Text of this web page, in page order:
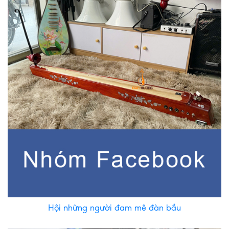
Hội những người đam mê đàn bầu